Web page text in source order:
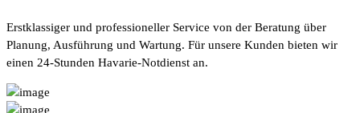
Erstklassiger und professioneller Service von der Beratung über
Planung, Ausführung und Wartung. Für unsere Kunden bieten wir
einen 24-Stunden Havarie-Notdienst an.